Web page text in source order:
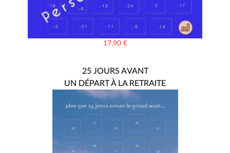
17,90 €
25 JOURS AVANT
UN DÉPART À LA RETRAITE